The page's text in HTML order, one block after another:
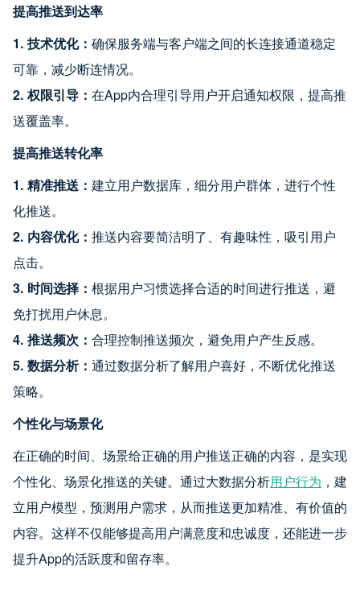
提高推送到达率
1. 技术优化： 确保服务端与客户端之间的长连接通道稳定
可靠，减少断连情况。
2. 权限引导： 在App内合理引导用户开启通知权限，提高推
送覆盖率。
提高推送转化率
1. 精准推送： 建立用户数据库，细分用户群体，进行个性
化推送。
2. 内容优化： 推送内容要简洁明了、有趣味性，吸引用户
点击。
3. 时间选择： 根据用户习惯选择合适的时间进行推送，避
免打扰用户休息。
4. 推送频次： 合理控制推送频次，避免用户产生反感。
5. 数据分析： 通过数据分析了解用户喜好，不断优化推送
策略。
个性化与场景化
在正确的时间、场景给正确的用户推送正确的内容，是实现
个性化、场景化推送的关键。通过大数据分析用户行为 ，建
立用户模型，预测用户需求，从而推送更加精准、有价值的
内容。这样不仅能够提高用户满意度和忠诚度，还能进一步
提升App的活跃度和留存率。